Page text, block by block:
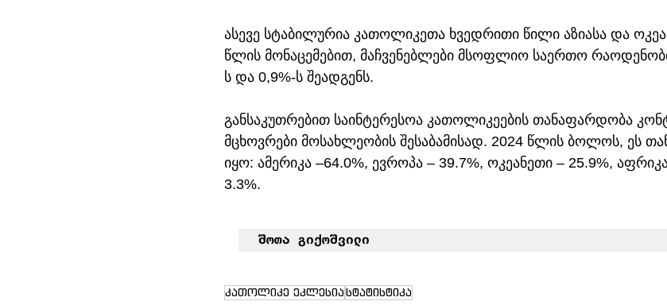
ასევე სტაბილურია კათოლიკეთა ხვედრითი წილი აზიასა და
წლის მონაცემებით, მაჩვენებლები მსოფლიო საერთო
ს და 0,9%-ს შეადგენს.
განსაკუთრებით საინტერესოა კათოლიკეების თანაფარდობა
მცხოვრები მოსახლეობის შესაბამისად. 2024 წლის ბოლოს, ეს
იყო: ამერიკა –64.0%, ევროპა – 39.7%, ოკეანეთი – 25.9%,
3.3%.
შოთა გიქოშვილი
კათოლიკე ეკლესიასტატისტიკა